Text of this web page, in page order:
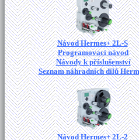
Návod Hermes+ 2L-S
Programovací návod
Návody k příslušenství
Seznam náhradních dílů
Návod Hermes+ 2L-2